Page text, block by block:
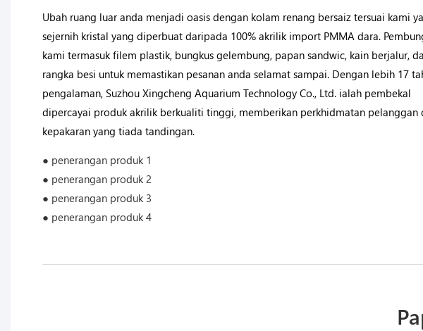
Ubah ruang luar anda menjadi oasis dengan kolam renang bersaiz tersuai kami
sejernih kristal yang diperbuat daripada 100% akrilik import PMMA dara.
kami termasuk filem plastik, bungkus gelembung, papan sandwic, kain berjalur,
rangka besi untuk memastikan pesanan anda selamat sampai. Dengan lebih 17
pengalaman, Suzhou Xingcheng Aquarium Technology Co., Ltd. ialah pembekal
dipercayai produk akrilik berkualiti tinggi, memberikan perkhidmatan pelanggan
kepakaran yang tiada tandingan.
● penerangan produk 1
● penerangan produk 2
● penerangan produk 3
● penerangan produk 4